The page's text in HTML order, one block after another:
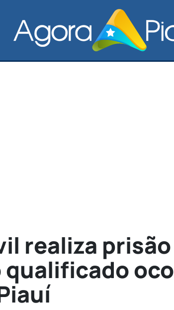
realiza